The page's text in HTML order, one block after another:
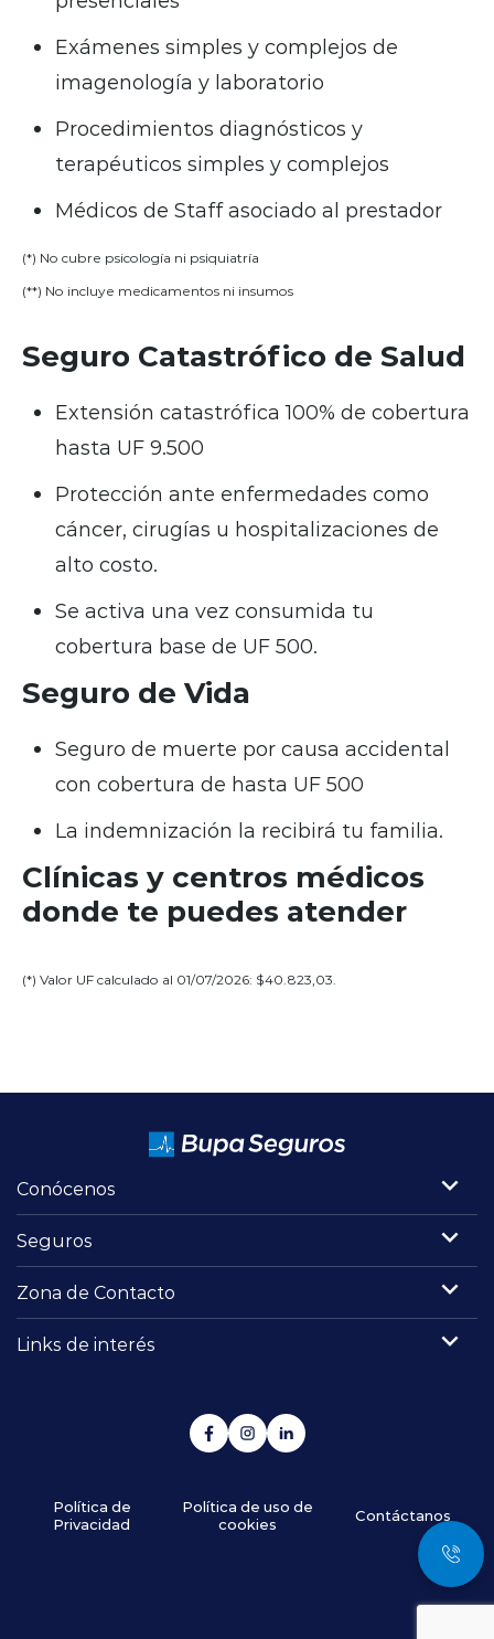
Exámenes simples y complejos de
imagenología y laboratorio
Procedimientos diagnósticos y
terapéuticos simples y complejos
Médicos de Staff asociado al prestador
(*) No cubre psicología ni psiquiatría
(**) No incluye medicamentos ni insumos
Seguro Catastrófico de Salud
Extensión catastrófica 100% de cobertura
hasta UF 9.500
Protección ante enfermedades como
cáncer, cirugías u hospitalizaciones de
alto costo.
Se activa una vez consumida tu
cobertura base de UF 500.
Seguro de Vida
Seguro de muerte por causa accidental
con cobertura de hasta UF 500
La indemnización la recibirá tu familia.
Clínicas y centros médicos
donde te puedes atender
(*) Valor UF calculado al 01/07/2026: $40.823,03
Conócenos
Seguros
Zona de Contacto
Links de interés
Política de
Privacidad
Política de uso de
cookies
Contáctanos